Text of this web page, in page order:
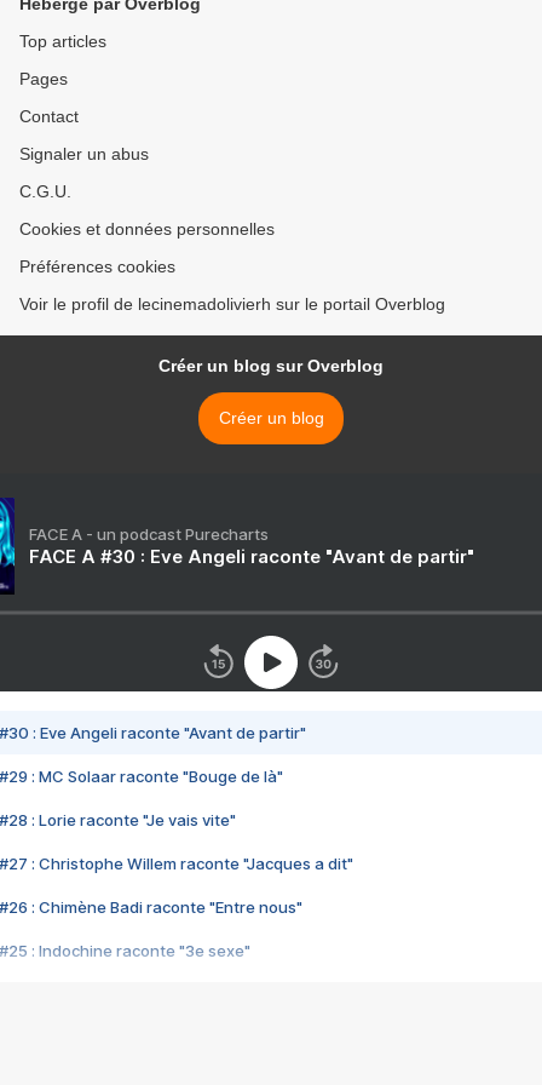
Top articles
Pages
Contact
Signaler un abus
C.G.U.
Cookies et données personnelles
Préférences cookies
Voir le profil de lecinemadolivierh sur le portail Overblog
Créer un blog sur Overblog
Créer un blog
FACE A - un podcast Purecharts
FACE A #30 : Eve Angeli raconte "Avant de partir"
#30 : Eve Angeli raconte "Avant de partir"
#29 : MC Solaar raconte "Bouge de là"
#28 : Lorie raconte "Je vais vite"
#27 : Christophe Willem raconte "Jacques a dit"
#26 : Chimène Badi raconte "Entre nous"
#25 : Indochine raconte "3e sexe"